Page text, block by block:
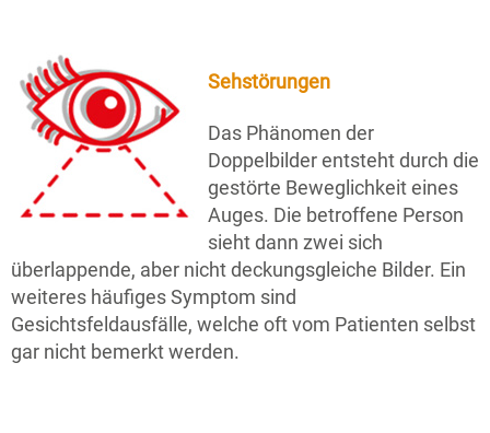
Sehstörungen
Das Phänomen der
Doppelbilder entsteht durch die
gestörte Beweglichkeit eines
Auges. Die betroffene Person
sieht dann zwei sich
überlappende, aber nicht deckungsgleiche Bilder. Ein
weiteres häufiges Symptom sind
Gesichtsfeldausfälle, welche oft vom Patienten selbst
gar nicht bemerkt werden.